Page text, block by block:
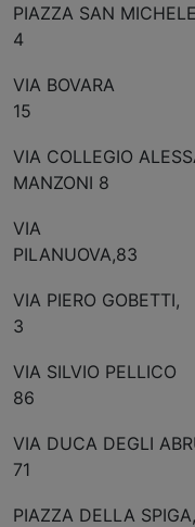
PIAZZA SAN
4
VIA BOVARA
15
VIA COLLEGIO
MANZONI 8
VIA
VIA PIERO GOBETTI,
3
VIA SILVIO PELLICO
86
VIA DUCA DEGLI
71
PIAZZA DELLA SPIGA,